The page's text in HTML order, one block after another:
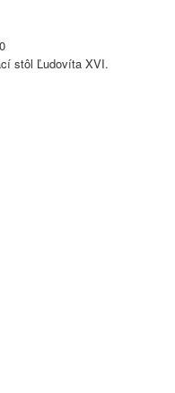
stôl Ľudovíta XVI.